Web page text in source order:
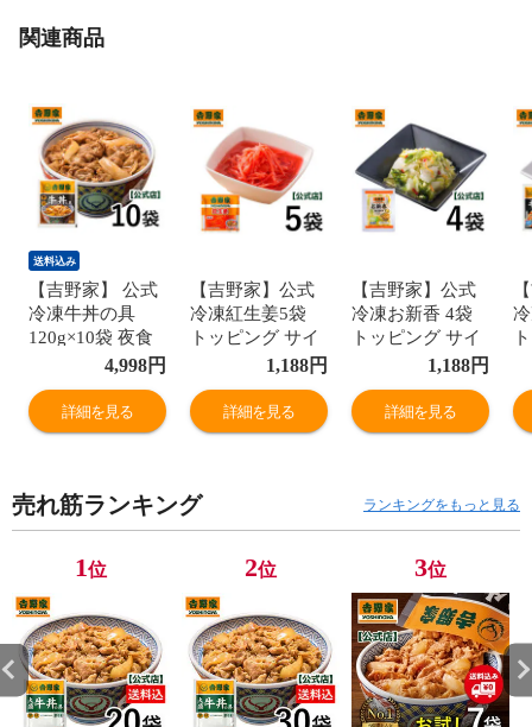
関連商品
送料込み
【吉野家】 公式
冷凍牛丼の具
120g×10袋 夜食
お昼ごはん ギフ
ト・仕送りに
も！ 送料込み
4,998円
詳細を見る
【吉野家】公式
冷凍紅生姜5袋
トッピング サイ
ドメニュー 薬味
牛丼 夜食 お昼ご
はん
1,188円
詳細を見る
【吉野家】公式
冷凍お新香 4袋
トッピング サイ
ドメニュー 薬味
漬物 牛丼 夜食
お昼ごはん
1,188円
詳細を見る
売れ筋ランキング ランキングをもっと見る
1位 2位 3位